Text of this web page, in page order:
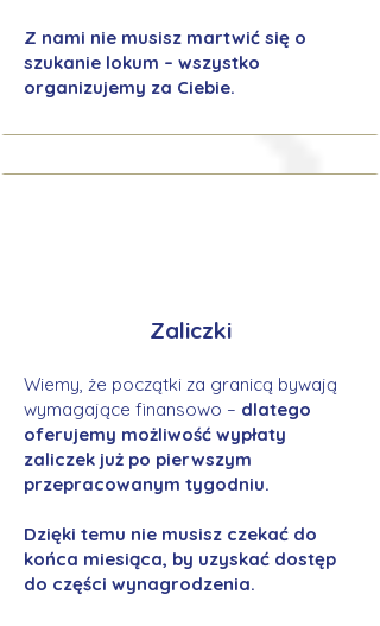
Z nami nie musisz martwić się o
szukanie lokum – wszystko
organizujemy za Ciebie.
Zaliczki
Wiemy, że początki za granicą bywają
wymagające finansowo – dlatego
oferujemy możliwość wypłaty
zaliczek już po pierwszym
przepracowanym tygodniu.
Dzięki temu nie musisz czekać do
końca miesiąca, by uzyskać dostęp
do części wynagrodzenia.